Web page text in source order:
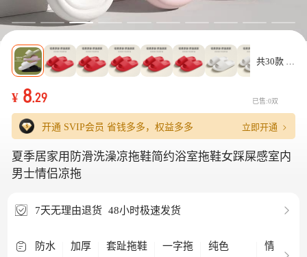
共30款
¥ 8.29 已售:0双
开通 SVIP会员 省钱多多，权益多多 立即开通
夏季居家用防滑洗澡凉拖鞋简约浴室拖鞋女踩屎感室内
男士情侣凉拖
7天无理由退货 48小时极速发货
防水
加厚
套趾拖鞋
一字拖
纯色
情侣